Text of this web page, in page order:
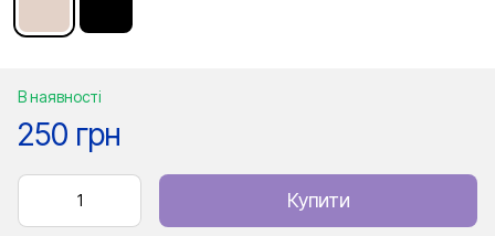
В наявності
250 грн
Купити